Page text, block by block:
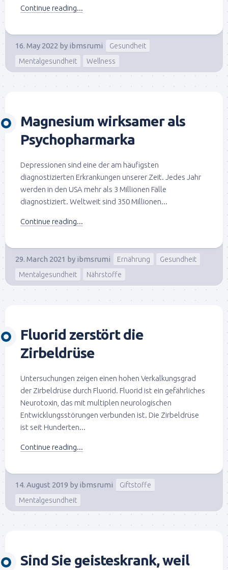
Continue reading...
16. May 2022 by ibmsrumi
Gesundheit
Mentalgesundheit
Wellness
Magnesium wirksamer als
Psychopharmarka
Depressionen sind eine der am häufigsten
diagnostizierten Erkrankungen unserer Zeit. Jedes Jahr
werden in den USA mehr als 3 Millionen Fälle
diagnostiziert. Weltweit sind 350 Millionen...
Continue reading...
29. March 2021 by ibmsrumi Ernährung
Gesundheit
Mentalgesundheit
Nährstoffe
Fluorid zerstört die
Zirbeldrüse
Untersuchungen zeigen einen hohen Verkalkungsgrad
der Zirbeldrüse durch Fluorid. Fluorid ist ein gefährliches
Neurotoxin, das mit multiplen neurologischen
Entwicklungsstörungen verbunden ist. Die Zirbeldrüse
ist seit Hunderten...
Continue reading...
14. August 2019 by ibmsrumi
Giftstoffe
Mentalgesundheit
Sind Sie geisteskrank, weil